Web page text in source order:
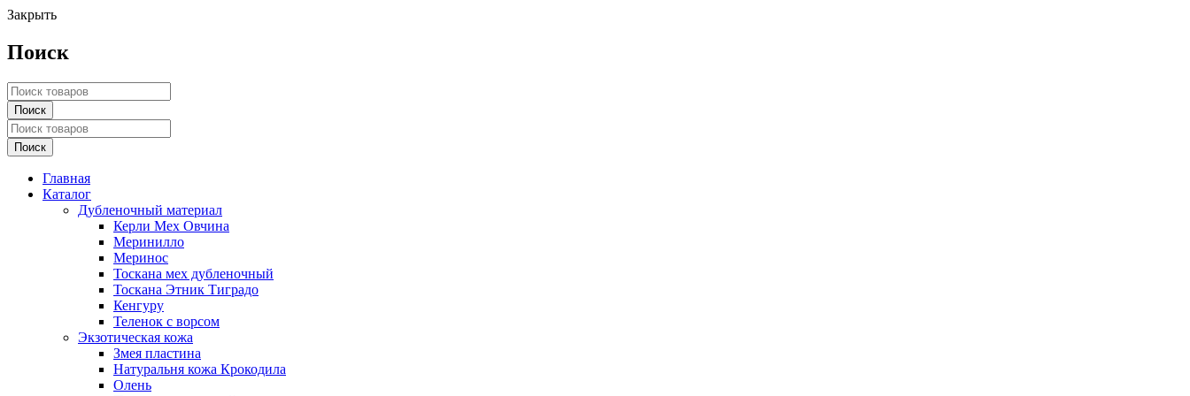
Закрыть
Поиск
Главная
Каталог
Дубленочный материал
Керли Мех Овчина
Меринилло
Меринос
Тоскана мех дубленочный
Тоскана Этник Тиградо
Кенгуру
Теленок с ворсом
Экзотическая кожа
Змея пластина
Натуральня кожа Крокодила
Олень